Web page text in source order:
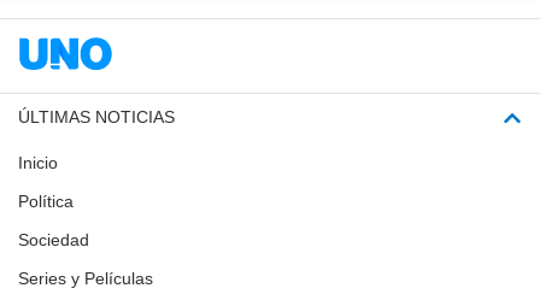
ÚLTIMAS NOTICIAS
Inicio
Política
Sociedad
Series y Películas